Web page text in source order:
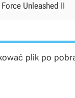
Unleashed II
plik po